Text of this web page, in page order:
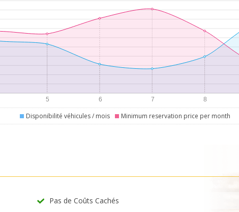
Disponibilité véhicules / mois Minimum reservation price per month
Pas de Coûts Cachés